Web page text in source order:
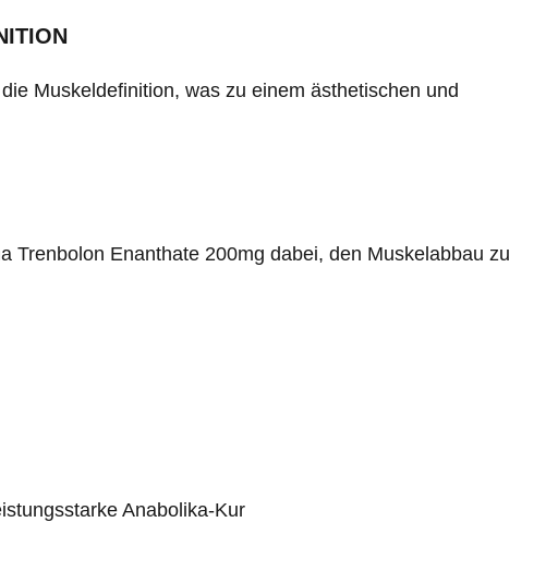
Muskeldefinition, was zu einem ästhetischen und
Trenbolon Enanthate 200mg dabei, den Muskelabbau zu
Anabolika-Kur